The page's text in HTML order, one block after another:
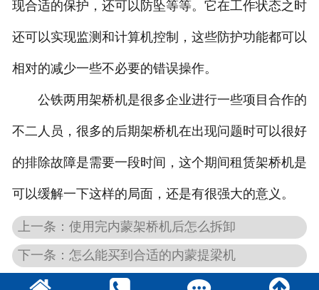
现合适的保护，还可以防坠等等。它在工作状态之时
还可以实现监测和计算机控制，这些防护功能都可以
相对的减少一些不必要的错误操作。
公铁两用架桥机是很多企业进行一些项目合作的
不二人员，很多的后期架桥机在出现问题时可以很好
的排除故障是需要一段时间，这个期间租赁架桥机是
可以缓解一下这样的局面，还是有很强大的意义。
上一条：使用完内蒙架桥机后怎么拆卸
下一条：怎么能买到合适的内蒙提梁机